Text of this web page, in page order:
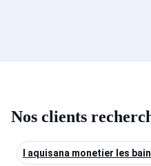
Nos clients
l aquisana monetier les